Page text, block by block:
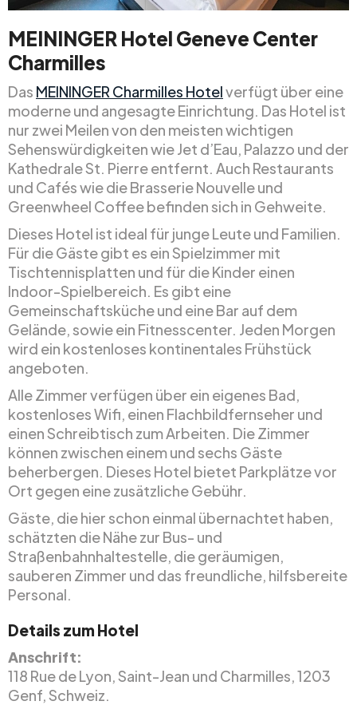
MEININGER Hotel Geneve Center
Charmilles
Das MEININGER Charmilles Hotelverfügt über eine
moderne und angesagte Einrichtung. Das Hotel ist
nur zwei Meilen von den meisten wichtigen
Sehenswürdigkeiten wie Jet d’Eau, Palazzo und der
Kathedrale St. Pierre entfernt. Auch Restaurants
und Cafés wie die Brasserie Nouvelle und
Greenwheel Coffee befinden sich in Gehweite.
Dieses Hotel ist ideal für junge Leute und Familien.
Für die Gäste gibt es ein Spielzimmer mit
Tischtennisplatten und für die Kinder einen
Indoor-Spielbereich. Es gibt eine
Gemeinschaftsküche und eine Bar auf dem
Gelände, sowie ein Fitnesscenter. Jeden Morgen
wird ein kostenloses kontinentales Frühstück
angeboten.
Alle Zimmer verfügen über ein eigenes Bad,
kostenloses Wifi, einen Flachbildfernseher und
einen Schreibtisch zum Arbeiten. Die Zimmer
können zwischen einem und sechs Gäste
beherbergen. Dieses Hotel bietet Parkplätze vor
Ort gegen eine zusätzliche Gebühr.
Gäste, die hier schon einmal übernachtet haben,
schätzten die Nähe zur Bus- und
Straßenbahnhaltestelle, die geräumigen,
sauberen Zimmer und das freundliche, hilfsbereite
Personal.
Details zum Hotel
Anschrift:
118 Rue de Lyon, Saint-Jean und Charmilles, 1203
Genf, Schweiz.